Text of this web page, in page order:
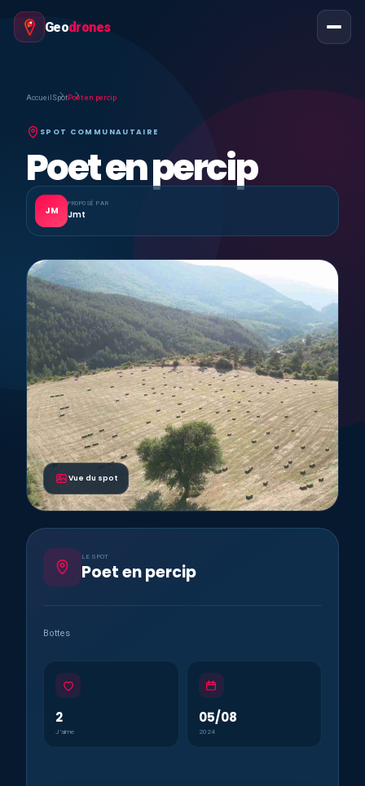
Geodrones
Accueil SpotPoet en percip
SPOT COMMUNAUTAIRE
Poet en percip
JM
PROPOSÉ PAR
Jmt
Vue du spot
LE SPOT
Poet en percip
Bottes
2
J’aime
05/08
2024